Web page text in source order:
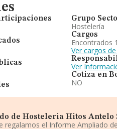
Grupo
Hostelería
Cargos
Encontrados
Ver cargos
Ver
Cotiza en
NO
de Hosteleria Hitos Antelo
regalamos el Informe Ampliado